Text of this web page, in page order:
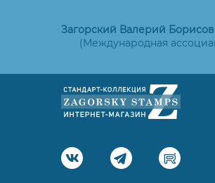
Загорский Валерий
(Международная